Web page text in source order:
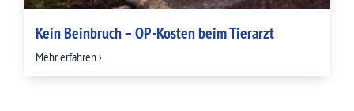
Kein Beinbruch – OP-Kosten beim Tierarzt
Mehr erfahren ›